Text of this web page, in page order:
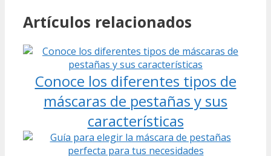
Artículos relacionados
Conoce los diferentes tipos de
máscaras de pestañas y sus
características